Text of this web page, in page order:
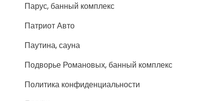
Парус, банный комплекс
Патриот Авто
Паутина, сауна
Подворье Романовых, банный комплекс
Политика конфиденциальности